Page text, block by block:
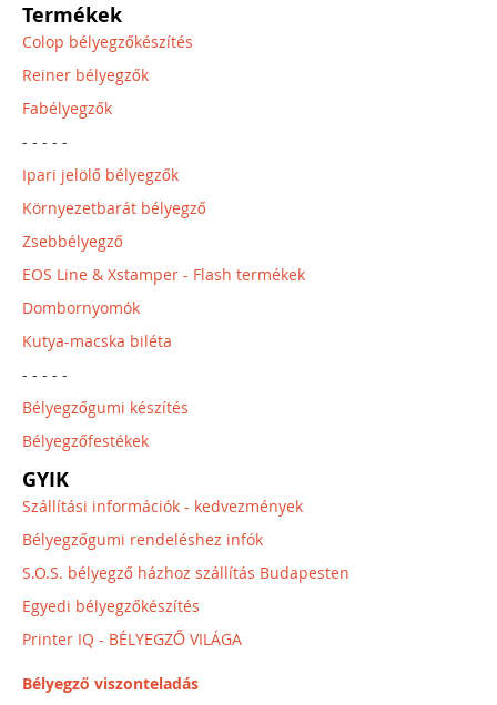
Termékek
Colop bélyegzőkészítés
Reiner bélyegzők
Fabélyegzők
- - - - -
Ipari jelölő bélyegzők
Környezetbarát bélyegző
Zsebbélyegző
EOS Line & Xstamper - Flash termékek
Dombornyomók
Kutya-macska biléta
- - - - -
Bélyegzőgumi készítés
Bélyegzőfestékek
GYIK
Szállítási információk - kedvezmények
Bélyegzőgumi rendeléshez infók
S.O.S. bélyegző házhoz szállítás Budapesten
Egyedi bélyegzőkészítés
Printer IQ - BÉLYEGZŐ VILÁGA
Bélyegző viszonteladás